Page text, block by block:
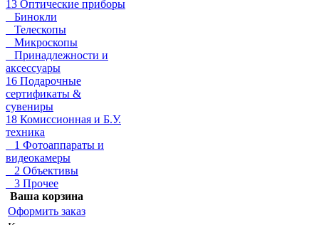
13 Оптические приборы
Бинокли
Телескопы
Микроскопы
Принадлежности и
аксессуары
16 Подарочные
сертификаты &
сувениры
18 Комиссионная и Б.У.
техника
1 Фотоаппараты и
видеокамеры
2 Объективы
3 Прочее
Ваша корзина
Оформить заказ